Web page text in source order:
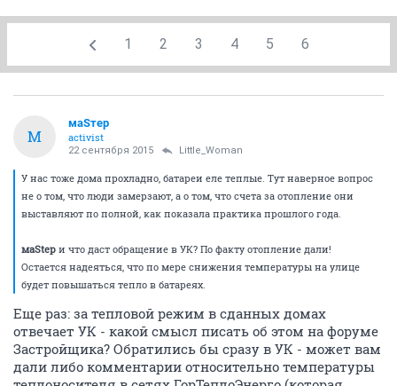
1 2 3 4 5 6
М
маSтер
activist
22 сентября 2015 Little_Woman
У нас тоже дома прохладно, батареи еле теплые. Тут наверное вопрос
не о том, что люди замерзают, а о том, что счета за отопление они
выставляют по полной, как показала практика прошлого года.
маStep и что даст обращение в УК? По факту отопление дали!
Остается надеяться, что по мере снижения температуры на улице
будет повышаться тепло в батареях.
Еще раз: за тепловой режим в сданных домах
отвечает УК - какой смысл писать об этом на форуме
Застройщика? Обратились бы сразу в УК - может вам
дали либо комментарии относительно температуры